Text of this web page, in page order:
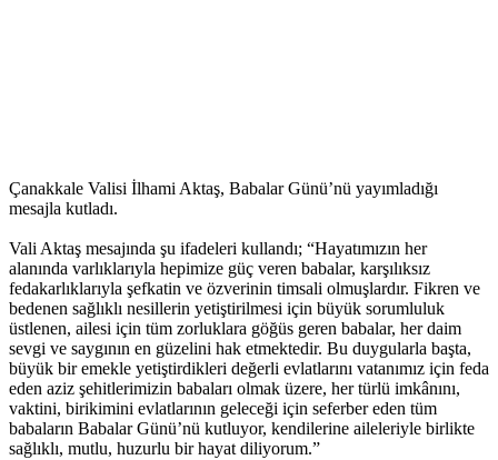
Çanakkale Valisi İlhami Aktaş, Babalar Günü’nü yayımladığı
mesajla kutladı.
Vali Aktaş mesajında şu ifadeleri kullandı; “Hayatımızın her
alanında varlıklarıyla hepimize güç veren babalar, karşılıksız
fedakarlıklarıyla şefkatin ve özverinin timsali olmuşlardır. Fikren ve
bedenen sağlıklı nesillerin yetiştirilmesi için büyük sorumluluk
üstlenen, ailesi için tüm zorluklara göğüs geren babalar, her daim
sevgi ve saygının en güzelini hak etmektedir. Bu duygularla başta,
büyük bir emekle yetiştirdikleri değerli evlatlarını vatanımız için feda
eden aziz şehitlerimizin babaları olmak üzere, her türlü imkânını,
vaktini, birikimini evlatlarının geleceği için seferber eden tüm
babaların Babalar Günü’nü kutluyor, kendilerine aileleriyle birlikte
sağlıklı, mutlu, huzurlu bir hayat diliyorum.”